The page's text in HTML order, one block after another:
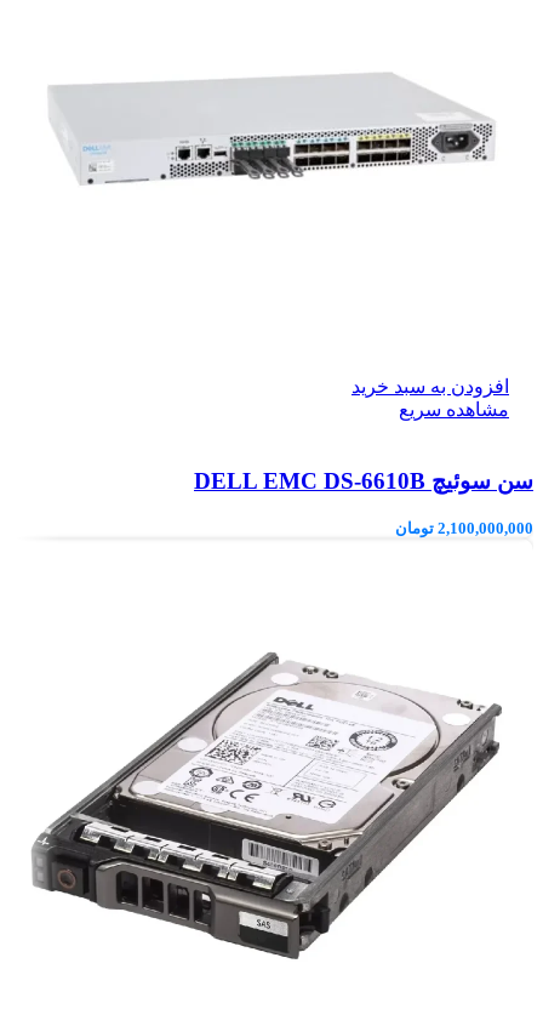
افزودن به سبد خرید
مشاهده سریع
سن سوئیچ DELL EMC DS-6610B
2,100,000,000 تومان